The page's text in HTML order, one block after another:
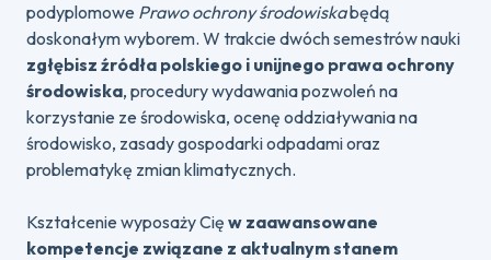
podyplomowe Prawo ochrony środowiskabędą
doskonałym wyborem. W trakcie dwóch semestrów nauki
zgłębisz źródła polskiego i unijnego prawa ochrony
środowiska, procedury wydawania pozwoleń na
korzystanie ze środowiska, ocenę oddziaływania na
środowisko, zasady gospodarki odpadami oraz
problematykę zmian klimatycznych.
Kształcenie wyposaży Cię w zaawansowane
kompetencje związane z aktualnym stanem